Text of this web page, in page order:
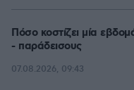
Πόσο κοστίζει μία
- παράδεισους
07.08.2026, 09:43